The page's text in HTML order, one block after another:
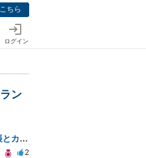
ちら
ログイン
ン
離婚後の元配偶者名義の銀行通帳とカードの処分方法について
2